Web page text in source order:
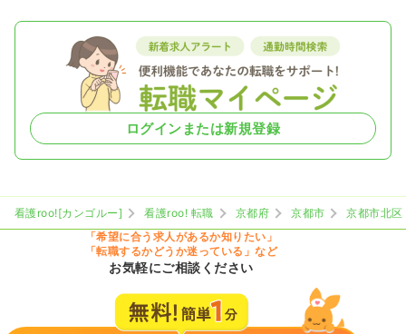
ログインまたは新規登録
看護roo![カンゴルー] 看護roo! 転職 京都府 京都市
京都市北区
「希望に合う求人があるか知りたい」
「転職するかどうか迷っている」など
お気軽にご相談ください